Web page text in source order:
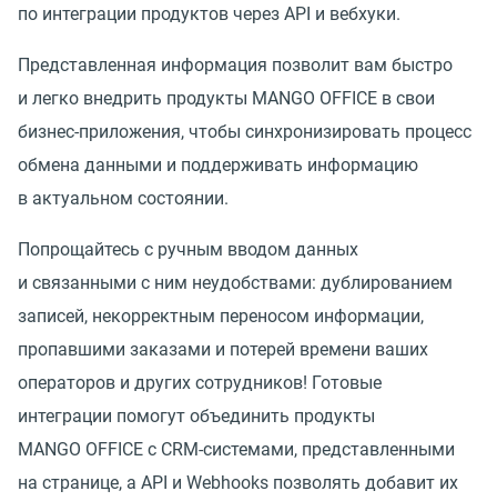
по интеграции продуктов через API и вебхуки.
Представленная информация позволит вам быстро
и легко внедрить продукты MANGO OFFICE в свои
бизнес-приложения, чтобы синхронизировать процесс
обмена данными и поддерживать информацию
в актуальном состоянии.
Попрощайтесь с ручным вводом данных
и связанными с ним неудобствами: дублированием
записей, некорректным переносом информации,
пропавшими заказами и потерей времени ваших
операторов и других сотрудников! Готовые
интеграции помогут объединить продукты
MANGO OFFICE с CRM-системами, представленными
на странице, а API и Webhooks позволять добавит их